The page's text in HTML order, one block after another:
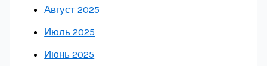
Август 2025
Июль 2025
Июнь 2025